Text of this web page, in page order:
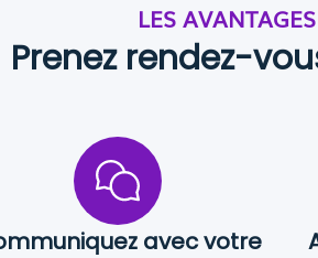
LES
Prenez rendez-
avec votre